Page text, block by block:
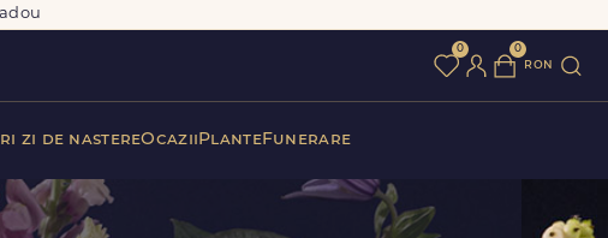
0 0
ron
zi de nastereOcazii PlanteFunerare